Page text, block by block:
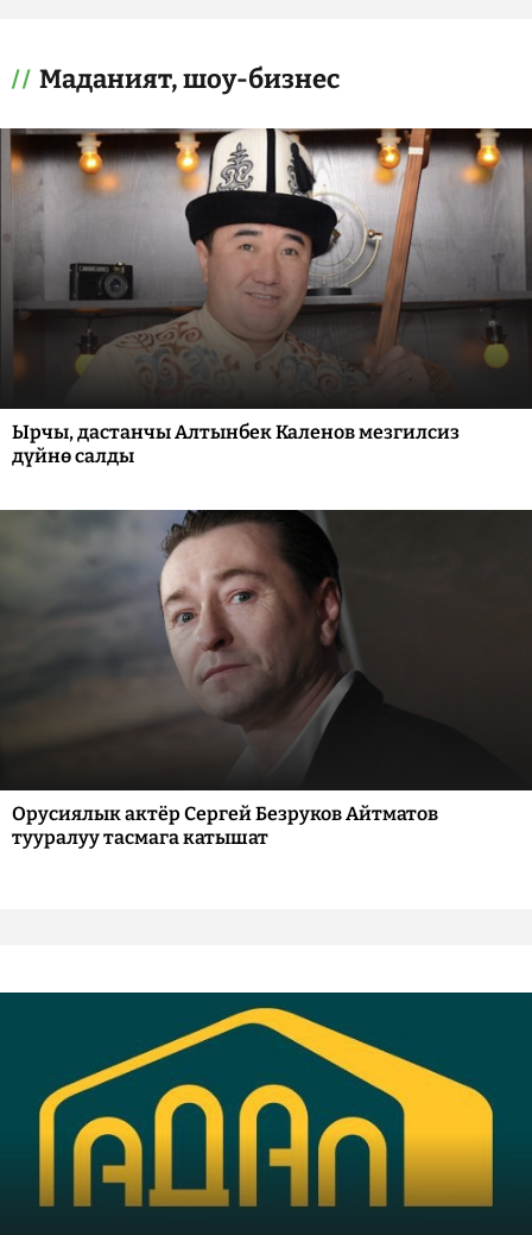
Маданият, шоу-бизнес
Ырчы, дастанчы Алтынбек Каленов мезгилсиз
дүйнө салды
Орусиялык актёр Сергей Безруков Айтматов
тууралуу тасмага катышат